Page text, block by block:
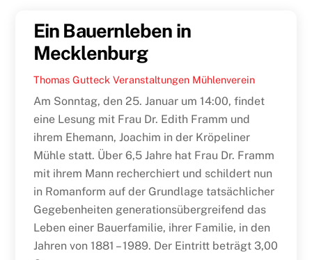
Ein Bauernleben in
Mecklenburg
Thomas Gutteck Veranstaltungen Mühlenverein
Am Sonntag, den 25. Januar um 14:00, findet
eine Lesung mit Frau Dr. Edith Framm und
ihrem Ehemann, Joachim in der Kröpeliner
Mühle statt. Über 6,5 Jahre hat Frau Dr. Framm
mit ihrem Mann recherchiert und schildert nun
in Romanform auf der Grundlage tatsächlicher
Gegebenheiten generationsübergreifend das
Leben einer Bauerfamilie, ihrer Familie, in den
Jahren von 1881 – 1989. Der Eintritt beträgt 3,00